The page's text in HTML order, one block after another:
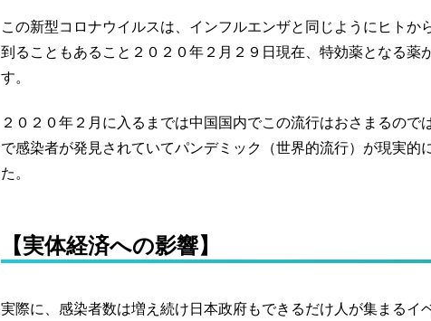
この新型コロナウイルスは、インフルエンザと同じようにヒトか
到ることもあること２０２０年２月２９日現在、特効薬となる薬
す。
２０２０年２月に入るまでは中国国内でこの流行はおさまるの
で感染者が発見されていてパンデミック（世界的流行）が現実的
た。
【実体経済への影響】
実際に、感染者数は増え続け日本政府もできるだけ人が集まるイ